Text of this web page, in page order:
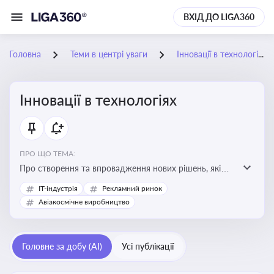
ВХІД ДО LIGA360
Головна Теми в центрі уваги Інновації в технологіях
Інновації в технологіях
ПРО ЩО ТЕМА:
Про створення та впровадження нових рішень, які
покращують ефективність, функціональність або
можливості технологічних продуктів і процесів.
IT-індустрія
Рекламний ринок
Авіакосмічне виробництво
Головне за добу (AI) Усі публікації